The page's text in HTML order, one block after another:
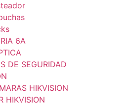
6A
DE SEGURIDAD
HIKVISION
HIKVISION